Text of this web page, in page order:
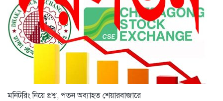
মনিটরিং নিয়ে প্রশ্ন, পতন অব্যাহত শেয়ারবাজারে